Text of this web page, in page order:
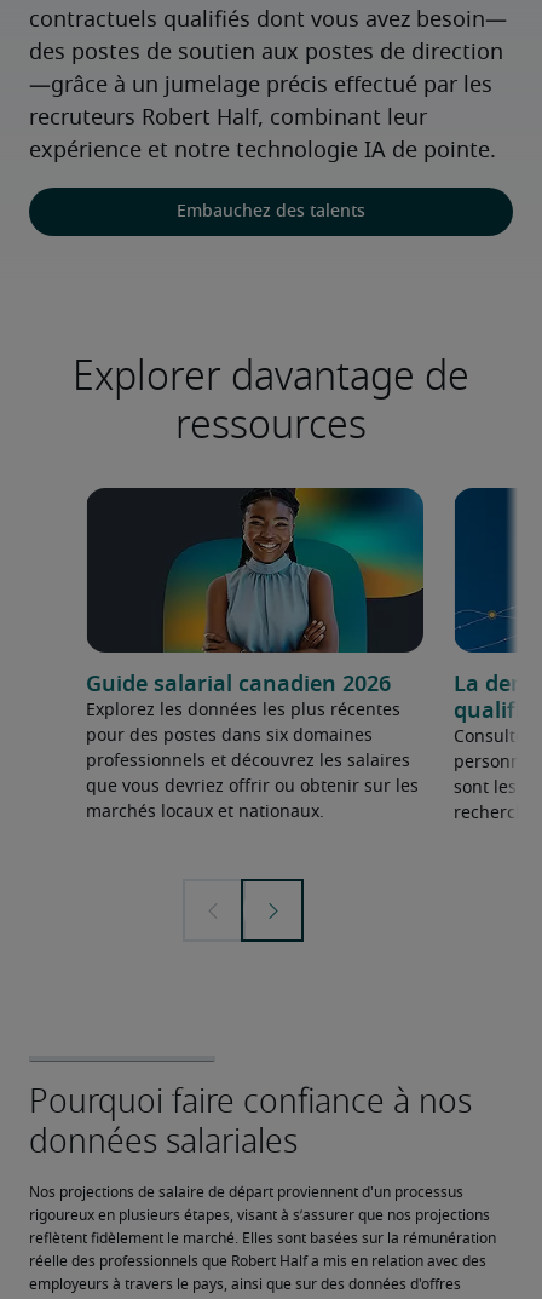
contractuels qualifiés dont vous avez besoin—
des postes de soutien aux postes de direction
—grâce à un jumelage précis effectué par les
recruteurs Robert Half, combinant leur
expérience et notre technologie IA de pointe.
Embauchez des talents
Explorer davantage de
ressources
Guide salarial canadien 2026
Explorez les données les plus récentes
pour des postes dans six domaines
professionnels et découvrez les salaires
que vous devriez offrir ou obtenir sur les
marchés locaux et nationaux.
La
qualifié
Consultez
personnel
sont les
Nos projections de salaire de départ proviennent d'un processus
rigoureux en plusieurs étapes, visant à s’assurer que nos projections
reflètent fidèlement le marché. Elles sont basées sur la rémunération
réelle des professionnels que Robert Half a mis en relation avec des
employeurs à travers le pays, ainsi que sur des données d'offres